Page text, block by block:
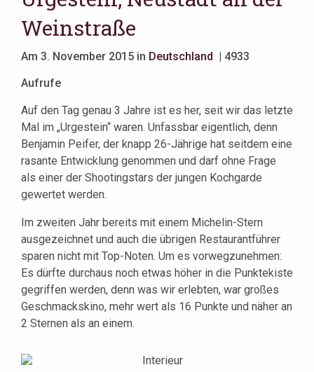
Weinstraße
Am 3. November 2015 in Deutschland | 4933
Aufrufe
Auf den Tag genau 3 Jahre ist es her, seit wir das letzte
Mal im „Urgestein“ waren. Unfassbar eigentlich, denn
Benjamin Peifer, der knapp 26-Jährige hat seitdem eine
rasante Entwicklung genommen und darf ohne Frage
als einer der Shootingstars der jungen Kochgarde
gewertet werden.
Im zweiten Jahr bereits mit einem Michelin-Stern
ausgezeichnet und auch die übrigen Restaurantführer
sparen nicht mit Top-Noten. Um es vorwegzunehmen:
Es dürfte durchaus noch etwas höher in die Punktekiste
gegriffen werden, denn was wir erlebten, war großes
Geschmackskino, mehr wert als 16 Punkte und näher an
2 Sternen als an einem.